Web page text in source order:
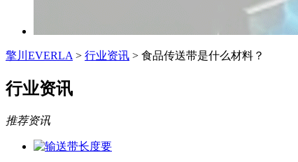
擎川EVERLA > 行业资讯 > 食品传送带是什么材料？
行业资讯
推荐资讯